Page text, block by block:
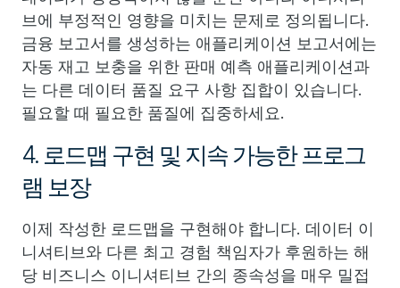
브에 부정적인 영향을 미치는 문제로 정의됩니다.
금융 보고서를 생성하는 애플리케이션 보고서에는
자동 재고 보충을 위한 판매 예측 애플리케이션과
는 다른 데이터 품질 요구 사항 집합이 있습니다.
필요할 때 필요한 품질에 집중하세요.
4. 로드맵 구현 및 지속 가능한 프로그
램 보장
이제 작성한 로드맵을 구현해야 합니다. 데이터 이
니셔티브와 다른 최고 경험 책임자가 후원하는 해
당 비즈니스 이니셔티브 간의 종속성을 매우 밀접